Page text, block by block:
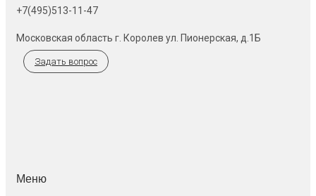
+7(495)513-11-47
Московская область г. Королев ул. Пионерская, д.1Б
Задать вопрос
Меню